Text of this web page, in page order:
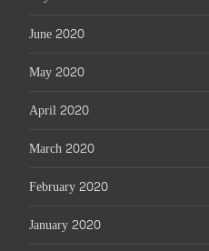
June 2020
May 2020
April 2020
March 2020
February 2020
January 2020